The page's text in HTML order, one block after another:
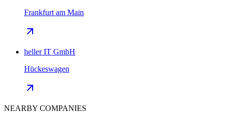
Frankfurt am Main
heller IT GmbH
Hückeswagen
NEARBY COMPANIES